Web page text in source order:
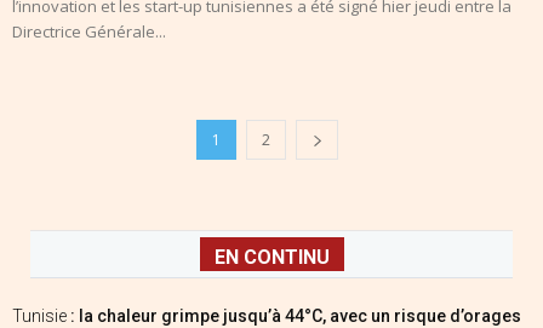
l’innovation et les start-up tunisiennes a été signé hier jeudi entre la
Directrice Générale...
1 2
EN CONTINU
Tunisie : la chaleur grimpe jusqu’à 44°C, avec un risque d’orages